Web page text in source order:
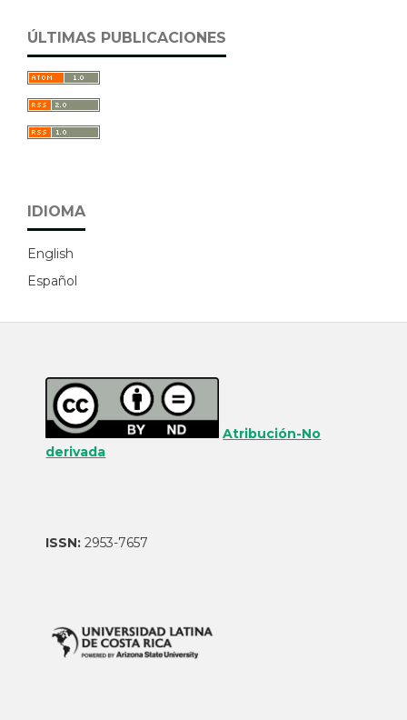
ÚLTIMAS PUBLICACIONES
IDIOMA
English
Español
Atribución-No
derivada
ISSN: 2953-7657